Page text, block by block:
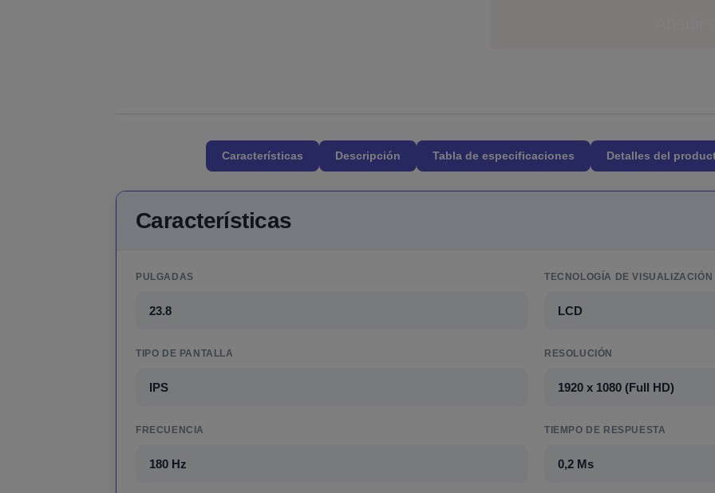
Características Descripción Tabla de especificaciones Detalles del
Características
PULGADAS
23.8
TECNOLOGÍA DE VISUALIZACIÓN
LCD
TIPO DE PANTALLA
IPS
RESOLUCIÓN
1920 x 1080 (Full HD)
FRECUENCIA
180 Hz
TIEMPO DE RESPUESTA
0,2 Ms